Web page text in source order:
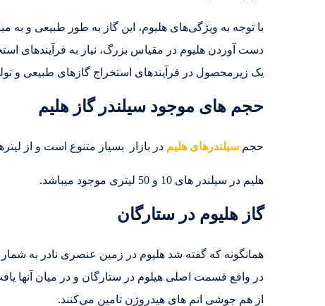
با توجه به ویژگی‌های هلیوم، این گاز به طور طبیعی و به
دست آوردن هلیوم در مقیاس بزرگ، نیاز به فرآیندهای
یک زیرمحصول در فرآیندهای استخراج گازهای طبیعی و
حجم های موجود سیلندر گاز هلیم
حجم سیلندرهای هلیم در بازار بسیار متنوع است و از
هلیم در سیلندر های 10 و 50 لیتری موجود میباشد.
گاز هلیوم در ستارگان
همانگونه که گفته شد هلیوم در زمین عنصری نادر به
در واقع قسمت اصلی هیلوم در ستارگان و در میان آنها
از هم جوشی اتم های هیدروژن تامین می‌کنند.